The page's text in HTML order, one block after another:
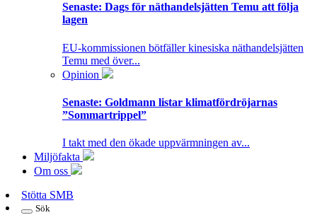
Senaste: Dags för näthandelsjätten Temu att följa
lagen
EU-kommissionen bötfäller kinesiska näthandelsjätten
Temu med över...
Opinion
Senaste: Goldmann listar klimatfördröjarnas
”Sommartrippel”
I takt med den ökade uppvärmningen av...
Miljöfakta
Om oss
Stötta SMB
Sök